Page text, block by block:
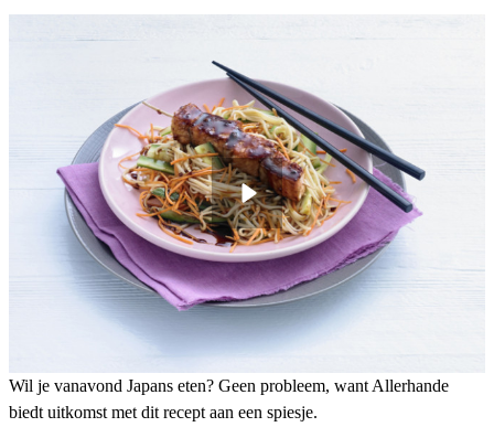
Wil je vanavond Japans eten? Geen probleem, want Allerhande
biedt uitkomst met dit recept aan een spiesje.